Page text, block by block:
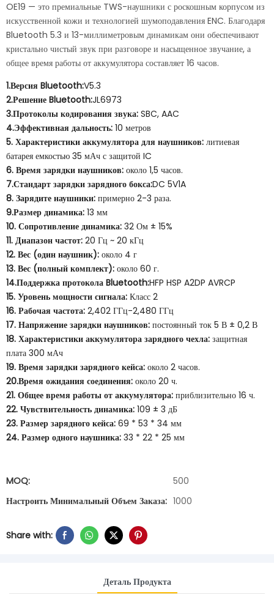
OE19 — это премиальные TWS-наушники с роскошным корпусом из
искусственной кожи и технологией шумоподавления ENC. Благодаря
Bluetooth 5.3 и 13-миллиметровым динамикам они обеспечивают
кристально чистый звук при разговоре и насыщенное звучание, а
общее время работы от аккумулятора составляет 16 часов.
1.Версия Bluetooth:V5.3
2.Решение Bluetooth:JL6973
3.Протоколы кодирования звука: SBC, AAC
4.Эффективная дальность: 10 метров
5. Характеристики аккумулятора для наушников: литиевая
батарея емкостью 35 мАч с защитой IC
6. Время зарядки наушников: около 1,5 часов.
7.Стандарт зарядки зарядного бокса:DC 5V1A
8. Зарядите наушники: примерно 2-3 раза.
9.Размер динамика: 13 мм
10. Сопротивление динамика: 32 Ом ± 15%
11. Диапазон частот: 20 Гц ~ 20 кГц
12. Вес (один наушник): около 4 г
13. Вес (полный комплект): около 60 г.
14.Поддержка протокола Bluetooth:HFP HSP A2DP AVRCP
15. Уровень мощности сигнала: Класс 2
16. Рабочая частота: 2,402 ГГц-2,480 ГГц
17. Напряжение зарядки наушников: постоянный ток 5 В ± 0,2 В
18. Характеристики аккумулятора зарядного чехла: защитная
плата 300 мАч
19. Время зарядки зарядного кейса: около 2 часов.
20.Время ожидания соединения: около 20 ч.
21. Общее время работы от аккумулятора: приблизительно 16 ч.
22. Чувствительность динамика: 109 ± 3 дБ
23. Размер зарядного кейса: 69 * 53 * 34 мм
24. Размер одного наушника: 33 * 22 * ​​25 мм
MOQ:
500
Настроить Минимальный Объем Заказа: 1000
Share with:
Деталь Продукта